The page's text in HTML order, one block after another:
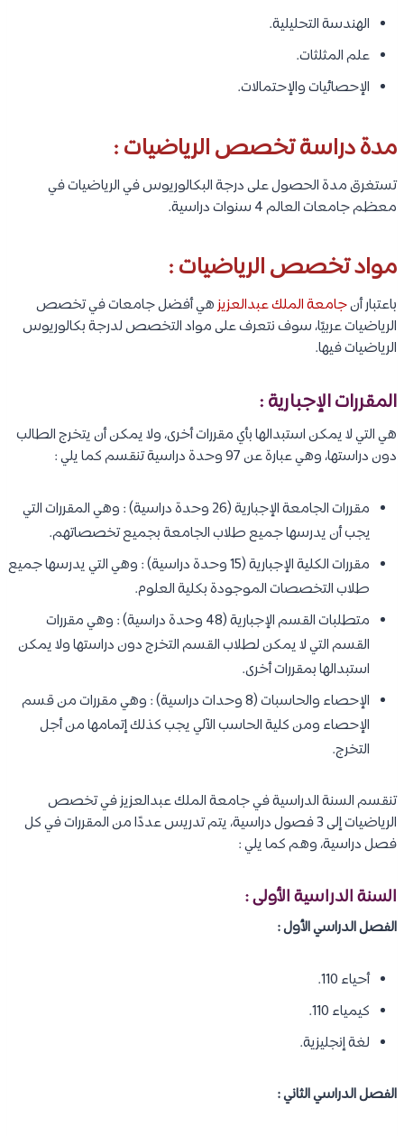
الهندسة التحليلية.
علم المثلثات.
الإحصائيات والإحتمالات.
مدة دراسة تخصص الرياضيات :
تستغرق مدة الحصول على درجة البكالوريوس في الرياضيات في
معظم جامعات العالم 4 سنوات دراسية.
مواد تخصص الرياضيات :
باعتبار أنجامعة الملك عبدالعزيزهي أفضل جامعات في تخصص
الرياضيات عربيًا، سوف نتعرف على مواد التخصص لدرجة بكالوريوس
الرياضيات فيها.
المقررات الإجبارية :
هي التي لا يمكن استبدالها بأي مقررات أخرى، ولا يمكن أن يتخرج الطالب
دون دراستها، وهي عبارة عن 97 وحدة دراسية تنقسم كما يلي :
مقررات الجامعة الإجبارية (26 وحدة دراسية) : وهي المقررات التي
يجب أن يدرسها جميع طلاب الجامعة بجميع تخصصاتهم.
مقررات الكلية الإجبارية (15 وحدة دراسية) : وهي التي يدرسها جميع
طلاب التخصصات الموجودة بكلية العلوم.
متطلبات القسم الإجبارية (48 وحدة دراسية) : وهي مقررات
القسم التي لا يمكن لطلاب القسم التخرج دون دراستها ولا يمكن
استبدالها بمقررات أخرى.
الإحصاء والحاسبات (8 وحدات دراسية) : وهي مقررات من قسم
الإحصاء ومن كلية الحاسب الآلي يجب كذلك إتمامها من أجل
التخرج.
تنقسم السنة الدراسية في جامعة الملك عبدالعزيز في تخصص
الرياضيات إلى 3 فصول دراسية، يتم تدريس عددًا من المقررات في كل
فصل دراسية، وهم كما يلي :
السنة الدراسية الأولى :
الفصل الدراسي الأول :
أحياء 110.
كيمياء 110.
لغة إنجليزية.
الفصل الدراسي الثاني :